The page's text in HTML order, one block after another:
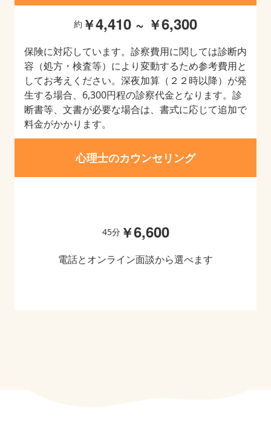
約 ￥4,410 ~ ￥6,300
保険に対応しています。診察費用に関しては診断内
容（処方・検査等）により変動するため参考費用と
してお考えください。深夜加算（２２時以降）が発
生する場合、6,300円程の診察代金となります。診
断書等、文書が必要な場合は、書式に応じて追加で
料金がかかります。
心理士のカウンセリング
45分￥6,600
電話とオンライン面談から選べます